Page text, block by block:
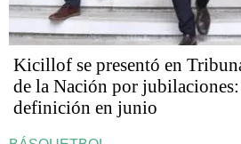
Kicillof se presentó en
de la Nación por jubilaciones:
definición en junio